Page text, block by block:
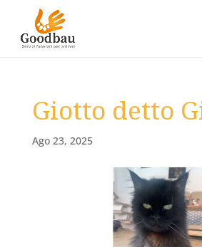
Giotto detto
Ago 23, 2025